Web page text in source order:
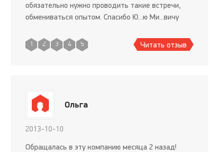
обязательно нужно проводить такие встречи,
обмениваться опытом. Спасибо Ю...ю Ми...вичу
семинара, Вор..вой Та..е за прочитанную
1 2 3 4 5 Читать отзыв
Ольга
2013-10-10
Обращалась в эту компанию месяца 2 назад!